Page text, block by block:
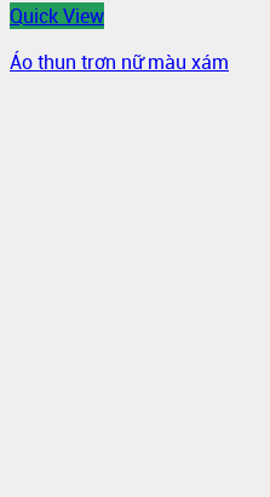
Quick View
Áo thun trơn nữ màu xám